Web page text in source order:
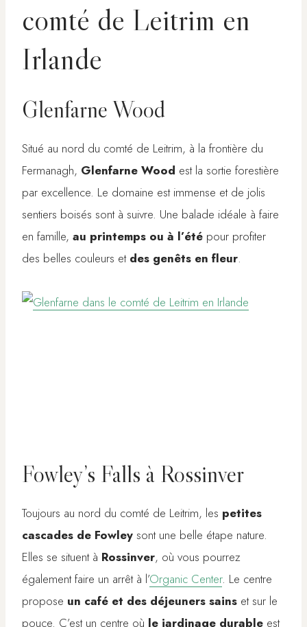
comté de Leitrim en
Irlande
Glenfarne Wood
Situé au nord du comté de Leitrim, à la frontière du
Fermanagh, Glenfarne Wood est la sortie forestière
par excellence. Le domaine est immense et de jolis
sentiers boisés sont à suivre. Une balade idéale à faire
en famille, au printemps ou à l’été pour profiter
des belles couleurs et des genêts en fleur.
Fowley’s Falls à Rossinver
Toujours au nord du comté de Leitrim, les petites
cascades de Fowley sont une belle étape nature.
Elles se situent à Rossinver, où vous pourrez
également faire un arrêt à l’Organic Center. Le centre
propose un café et des déjeuners sains et sur le
pouce. C’est un centre où le jardinage durable est